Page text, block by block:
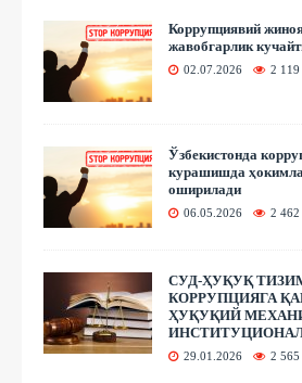
Коррупциявий
жавобгарлик
02.07.2026 2 119
Ўзбекистонда
курашишда
оширилади
06.05.2026 2 462
СУД-ҲУҚУҚ
КОРРУПЦИЯГА
ҲУҚУҚИЙ
29.01.2026 2 565